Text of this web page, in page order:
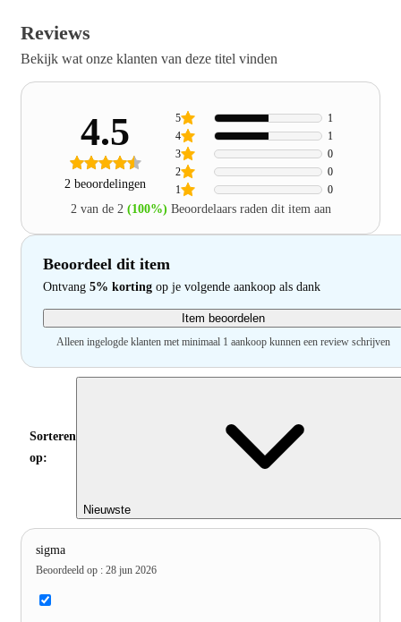
Reviews
Bekijk wat onze klanten van deze titel vinden
4.5
2 beoordelingen 1 0
2 0
3 0
4 1
5 1
2 van de 2 (100%) Beoordelaars raden dit item aan
Beoordeel dit item
Ontvang 5% korting op je volgende aankoop als dank
Item beoordelen
Alleen ingelogde klanten met minimaal 1 aankoop kunnen een review schrijven
Sorteren
op:
Nieuwste
sigma
Beoordeeld op : 28 jun 2026